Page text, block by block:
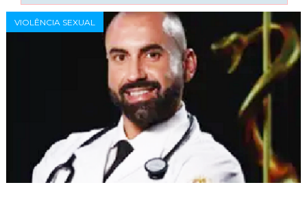
VIOLÊNCIA SEXUAL